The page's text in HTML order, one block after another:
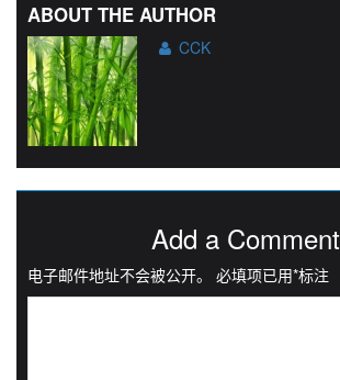
ABOUT THE AUTHOR
CCK
Add a Comment
电子邮件地址不会被公开。 必填项已用*标注